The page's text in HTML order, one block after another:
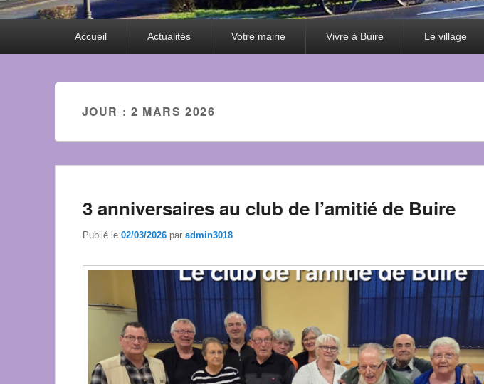
Accueil Actualités Votre mairie Vivre à Buire Le village
JOUR : 2 MARS 2026
3 anniversaires au club de l’amitié de Buire
Publié le 02/03/2026 par admin3018